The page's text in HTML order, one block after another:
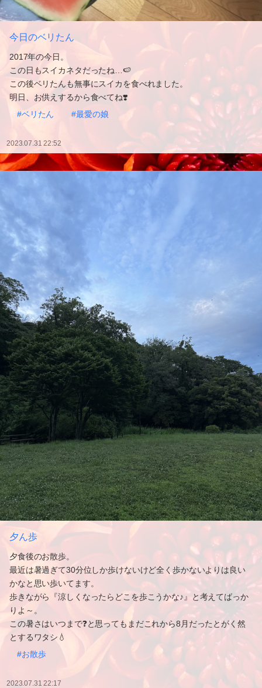
今日のベリたん
2017年の今日。
この日もスイカネタだったね…🍉
この後ベリたんも無事にスイカを食べれました。
明日、お供えするから食べてね❣️
#ベリたん
#最愛の娘
2023.07.31 22:52
夕ん歩
夕食後のお散歩。
最近は暑過ぎて30分位しか歩けないけど全く歩かないよりは良い
かなと思い歩いてます。
歩きながら『涼しくなったらどこを歩こうかな♪』と考えてばっか
りよ～。
この暑さはいつまで❓と思ってもまだこれから8月だったとがく然
とするワタシ💧
#お散歩
2023.07.31 22:17